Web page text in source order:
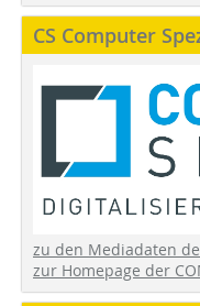
CS Computer
zu den Mediadaten
zur Homepage der